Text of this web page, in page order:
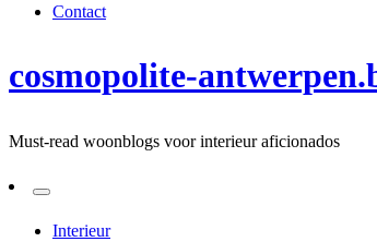
Contact
cosmopolite-
Must-read woonblogs voor interieur aficionados
Interieur